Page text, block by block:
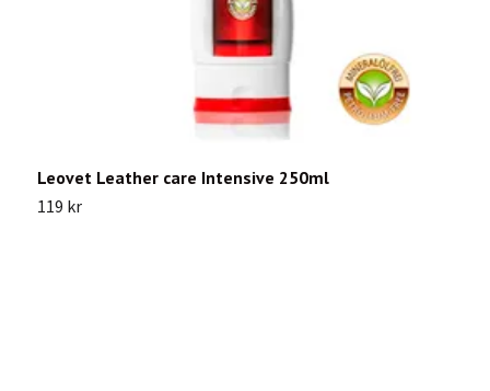
Leovet Leather care Intensive 250ml
119 kr